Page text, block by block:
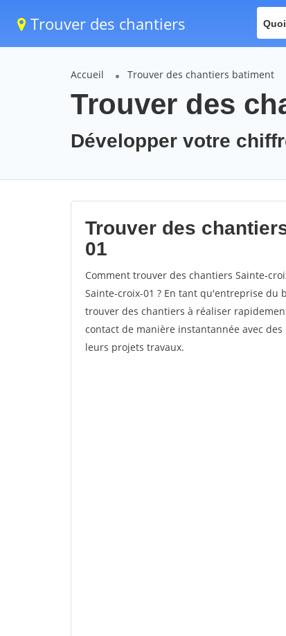
Trouver des chantiers
Accueil Trouver des chantiers batiment
Trouver des
Développer votre
Trouver des
01
Comment trouver des chantiers Sainte-
Sainte-croix-01 ? En tant qu'entreprise
trouver des chantiers à réaliser
contact de manière instantannée avec
leurs projets travaux.